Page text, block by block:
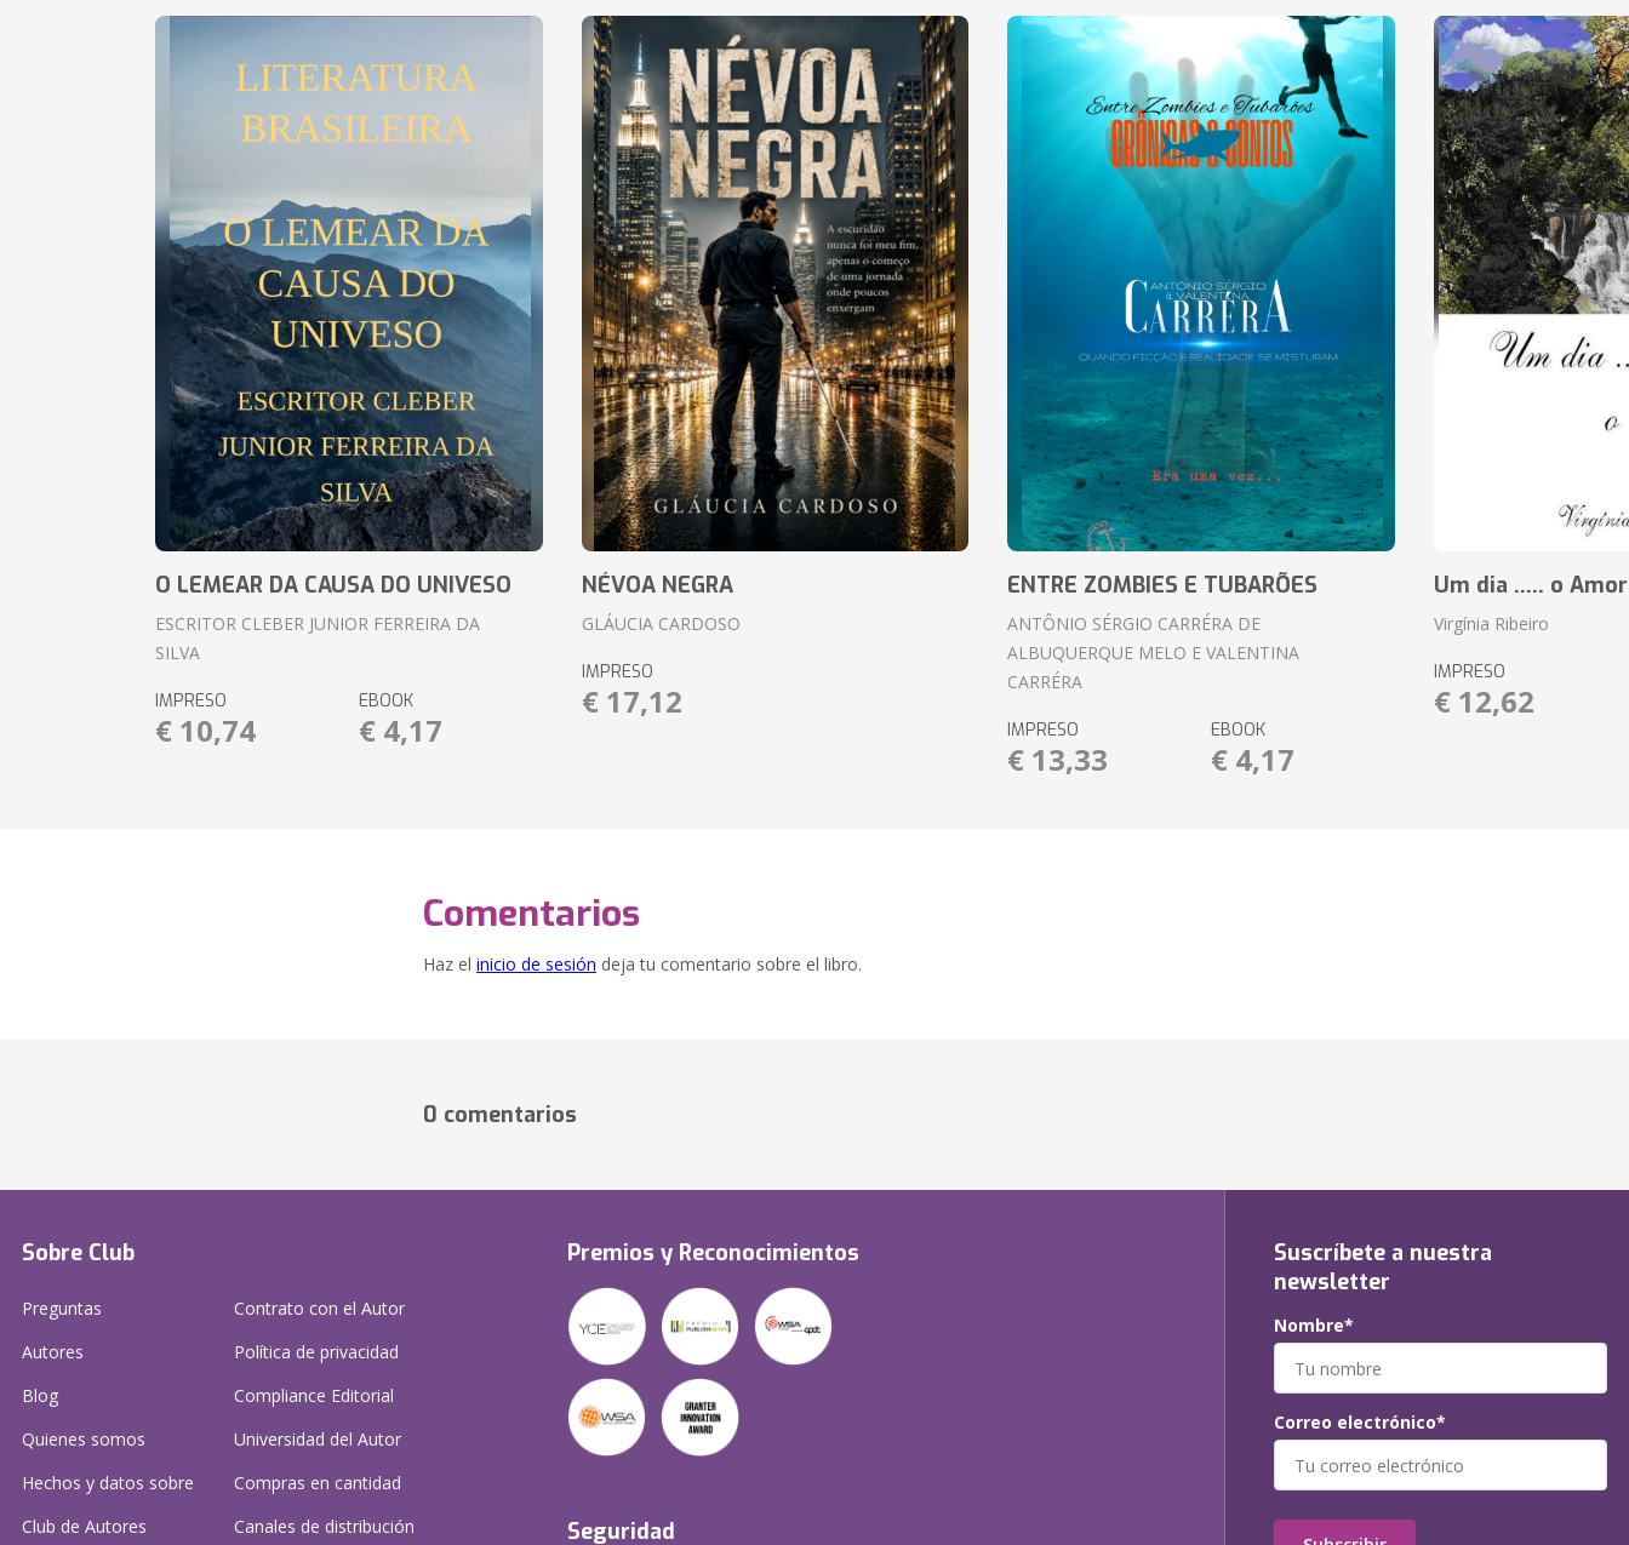
O LEMEAR DA CAUSA DO UNIVESO
ESCRITOR CLEBER JUNIOR FERREIRA DA
SILVA
IMPRESO
€ 10,74
EBOOK
€ 4,17
NÉVOA NEGRA
GLÁUCIA CARDOSO
IMPRESO
€ 17,12
ENTRE ZOMBIES E TUBARÕES
ANTÔNIO SÉRGIO CARRÉRA DE
ALBUQUERQUE MELO E VALENTINA
CARRÉRA
IMPRESO
€ 13,33
EBOOK
€ 4,17
Um dia ..... o Amor
Virgínia Ribeiro
IMPRESO
€ 12,62
Comentarios
Haz el inicio de sesión deja tu comentario sobre el libro.
0 comentarios
Sobre Club
Preguntas
Autores
Blog
Quienes somos
Hechos y datos sobre
Club de Autores
Contrato con el Autor
Política de privacidad
Compliance Editorial
Universidad del Autor
Compras en cantidad
Canales de distribución
Premios y Reconocimientos
Seguridad
Suscríbete a nuestra
newsletter
Nombre*
Correo electrónico*